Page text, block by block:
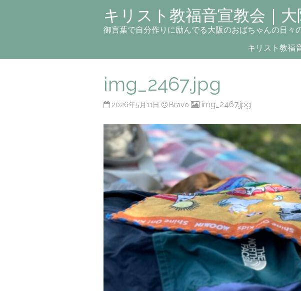
キリスト教福音宣教会｜
御言葉で自分作りに励んでる大阪のおばちゃんの日々
キリスト教福
img_2467.jpg
2026年5月11日 Bravo img_2467.jpg